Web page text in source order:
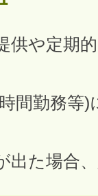
供や定期
間勤務等
出た場合